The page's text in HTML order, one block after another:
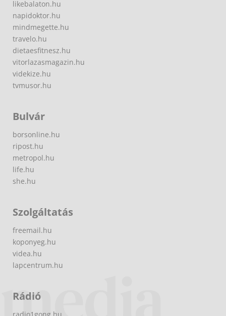
likebalaton.hu
napidoktor.hu
mindmegette.hu
travelo.hu
dietaesfitnesz.hu
vitorlazasmagazin.hu
videkize.hu
tvmusor.hu
Bulvár
borsonline.hu
ripost.hu
metropol.hu
life.hu
she.hu
Szolgáltatás
freemail.hu
koponyeg.hu
videa.hu
lapcentrum.hu
Rádió